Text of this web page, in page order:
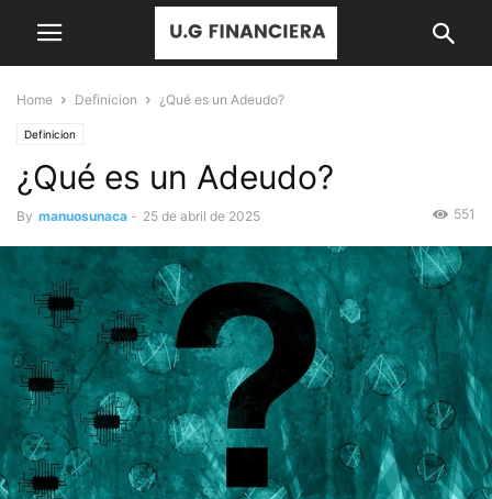
Home Definicion ¿Qué es un Adeudo?
Definicion
¿Qué es un Adeudo?
By manuosunaca - 25 de abril de 2025 551